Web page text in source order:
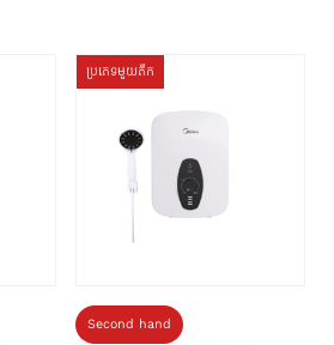
ប្រភេទមួយតឹក
Second hand